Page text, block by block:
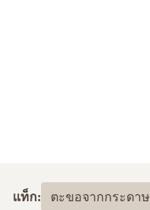
แท็ก: ตะขอจากกระดาษ